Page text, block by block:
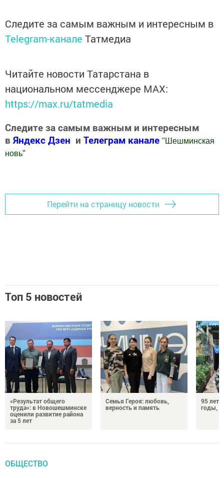
Следите за самым важным и интересным в
Telegram-канале Татмедиа
Читайте новости Татарстана в
национальном мессенджере MАХ:
https://max.ru/tatmedia
Следите за самым важным и интересным
в Яндекс Дзен и Телеграм канале " Шешминская
новь"
Перейти на страницу новости
Топ 5 новостей
«Результат общего
труда»: в Новошешминске
оценили развитие района
за 5 лет
Семья Героя: любовь,
верность и память
95 лет
годы,
ОБЩЕСТВО